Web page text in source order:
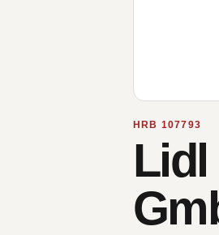
HRB 107793
Lidl